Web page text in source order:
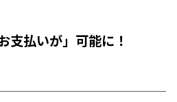
支払いが」可能に！